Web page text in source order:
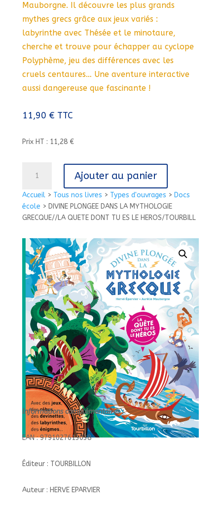
Accueil> Tous nos livres > Types d'ouvrages > Docs
école > DIVINE PLONGEE DANS LA MYTHOLOGIE
GRECQUE//LA QUETE DONT TU ES LE HEROS/TOURBILL
Mauborgne. Il découvre les plus grands
mythes grecs grâce aux jeux variés :
labyrinthe avec Thésée et le minotaure,
cherche et trouve pour échapper au cyclope
Polyphème, jeu des différences avec les
cruels centaures… Une aventure interactive
aussi dangereuse que fascinante !
11,90 € TTC
Prix HT : 11,28 €
DIVINE
PLONGEE
DANS
GRECQUE//LA
QUETE
DONT
TU
HEROS/TOURBILL
Ajouter au panier
Informations complémentaires :
EAN : 9791027613038
Éditeur : TOURBILLON
Auteur : HERVE EPARVIER